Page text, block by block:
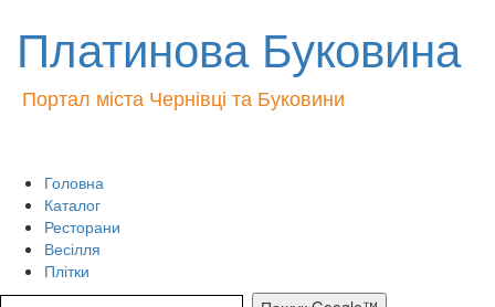
Платинова Буковина
Портал міста Чернівці та Буковини
Головна
Каталог
Ресторани
Весілля
Плітки